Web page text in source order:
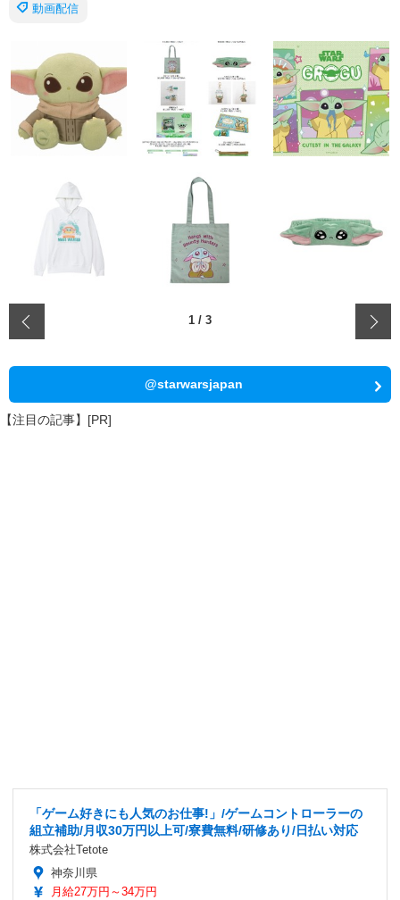
動画配信
1 / 3
@starwarsjapan
【注目の記事】[PR]
「ゲーム好きにも人気のお仕事!」/ゲームコントローラーの
組立補助/月収30万円以上可/寮費無料/研修あり/日払い対応
株式会社Tetote
神奈川県
月給27万円～34万円